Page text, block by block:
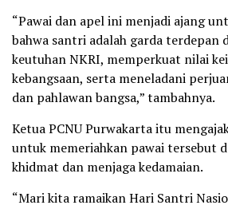
“Pawai dan apel ini menjadi ajang
bahwa santri adalah garda terdepan
keutuhan NKRI, memperkuat nilai
kebangsaan, serta meneladani
dan pahlawan bangsa,” tambahnya.
Ketua PCNU Purwakarta itu
untuk memeriahkan pawai tersebut
khidmat dan menjaga kedamaian.
“Mari kita ramaikan Hari Santri